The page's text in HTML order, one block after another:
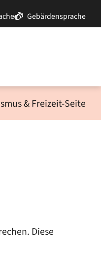
Gebärdensprache
& Freizeit-Seite
Diese